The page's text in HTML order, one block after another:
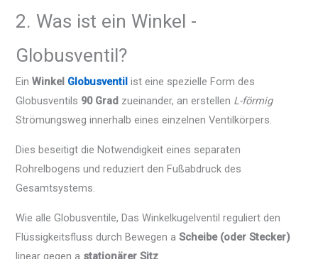
2. Was ist ein Winkel -
Globusventil?
EinWinkel Globusventil ist eine spezielle Form des
Globusventils 90 Grad zueinander, an erstellen L-förmig
Strömungsweg innerhalb eines einzelnen Ventilkörpers.
Dies beseitigt die Notwendigkeit eines separaten
Rohrelbogens und reduziert den Fußabdruck des
Gesamtsystems.
Wie alle Globusventile, Das Winkelkugelventil reguliert den
Flüssigkeitsfluss durch Bewegen aScheibe (oder Stecker)
linear gegen a stationärer Sitz.